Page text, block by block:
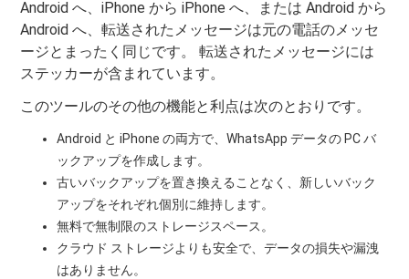
Android へ、iPhone から iPhone へ、または Android から
Android へ、転送されたメッセージは元の電話のメッセ
ージとまったく同じです。 転送されたメッセージには
ステッカーが含まれています。
このツールのその他の機能と利点は次のとおりです。
Android と iPhone の両方で、WhatsApp データの PC バ
ックアップを作成します。
古いバックアップを置き換えることなく、新しいバック
アップをそれぞれ個別に維持します。
無料で無制限のストレージスペース。
クラウド ストレージよりも安全で、データの損失や漏洩
はありません。